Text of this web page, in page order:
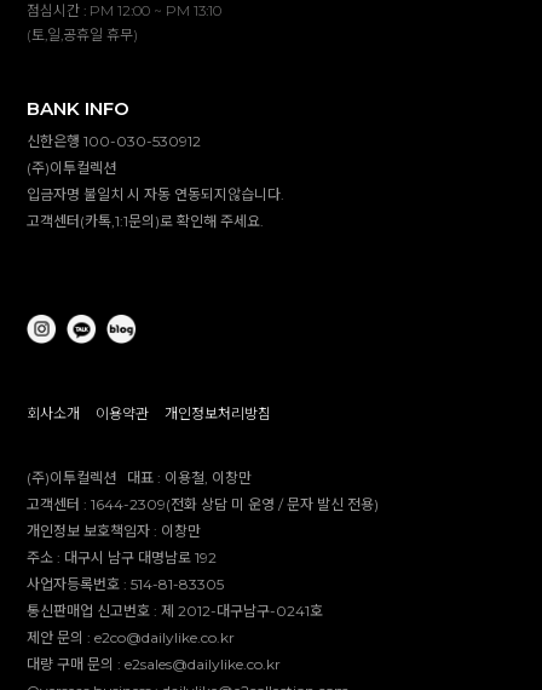
점심시간 : PM 12:00 ~ PM 13:10
(토,일,공휴일 휴무)
BANK INFO
신한은행 100-030-530912
(주)이투컬렉션
입금자명 불일치 시 자동 연동되지않습니다.
고객센터(카톡,1:1문의)로 확인해 주세요.
회사소개 이용약관 개인정보처리방침
(주)이투컬렉션 대표 : 이용철, 이창만
고객센터 :1644-2309(전화 상담 미 운영 / 문자 발신 전용)
개인정보 보호책임자 : 이창만
주소 : 대구시 남구 대명남로 192
사업자등록번호 :514-81-83305
통신판매업 신고번호 :제 2012-대구남구-0241호
제안 문의 : e2co@dailylike.co.kr
대량 구매 문의 : e2sales@dailylike.co.kr